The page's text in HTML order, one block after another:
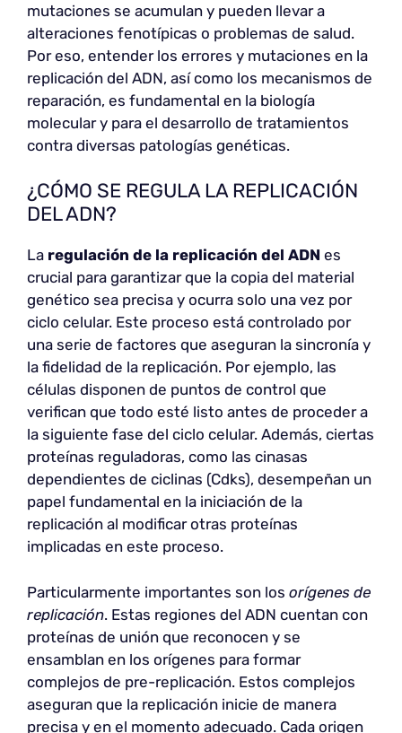
mutaciones se acumulan y pueden llevar a
alteraciones fenotípicas o problemas de salud.
Por eso, entender los errores y mutaciones en la
replicación del ADN, así como los mecanismos de
reparación, es fundamental en la biología
molecular y para el desarrollo de tratamientos
contra diversas patologías genéticas.
¿CÓMO SE REGULA LA REPLICACIÓN
DEL ADN?
La regulación de la replicación del ADN es
crucial para garantizar que la copia del material
genético sea precisa y ocurra solo una vez por
ciclo celular. Este proceso está controlado por
una serie de factores que aseguran la sincronía y
la fidelidad de la replicación. Por ejemplo, las
células disponen de puntos de control que
verifican que todo esté listo antes de proceder a
la siguiente fase del ciclo celular. Además, ciertas
proteínas reguladoras, como las cinasas
dependientes de ciclinas (Cdks), desempeñan un
papel fundamental en la iniciación de la
replicación al modificar otras proteínas
implicadas en este proceso.
Particularmente importantes son los orígenes de
replicación. Estas regiones del ADN cuentan con
proteínas de unión que reconocen y se
ensamblan en los orígenes para formar
complejos de pre-replicación. Estos complejos
aseguran que la replicación inicie de manera
precisa y en el momento adecuado. Cada origen